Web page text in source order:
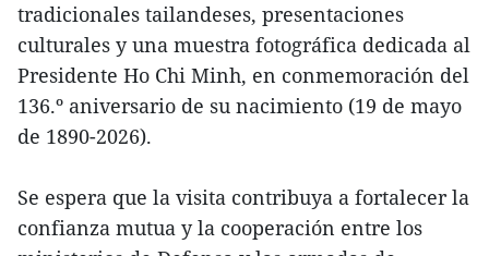
tradicionales tailandeses, presentaciones
culturales y una muestra fotográfica dedicada al
Presidente Ho Chi Minh, en conmemoración del
136.º aniversario de su nacimiento (19 de mayo
de 1890-2026).
Se espera que la visita contribuya a fortalecer la
confianza mutua y la cooperación entre los